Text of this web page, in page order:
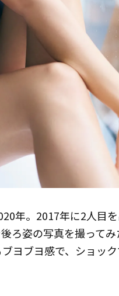
年。2017年に2人目
ろ姿の写真を撮って
ヨブヨ感で、ショッ